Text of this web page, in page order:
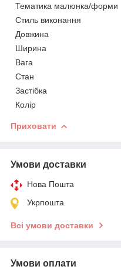
Тематика малюнка/форми
Стиль виконання
Довжина
Ширина
Вага
Стан
Застібка
Колір
Приховати
Умови доставки
Нова Пошта
Укрпошта
Всі умови доставки
Умови оплати